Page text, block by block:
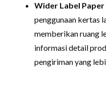
Wider Label
penggunaan kertas
memberikan ruang
informasi detail
pengiriman yang